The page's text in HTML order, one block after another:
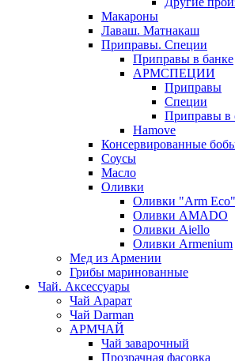
Макароны
Лаваш. Матнакаш
Приправы. Специи
Приправы в банке
АРМСПЕЦИИ
Приправы
Специи
Приправы в
Hamove
Консервированные
Соусы
Масло
Оливки
Оливки "Arm Eco"
Оливки AMADO
Оливки Aiello
Оливки Armenium
Мед из Армении
Грибы маринованные
Чай. Аксессуары
Чай Арарат
Чай Darman
АРМЧАЙ
Чай заварочный
Прозрачная фасовка